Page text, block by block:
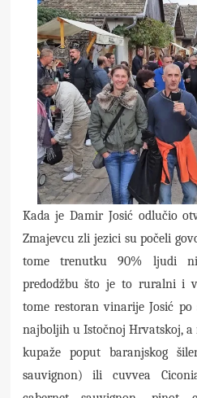
Kada je Damir Josić odlučio
Zmajevcu zli jezici su počeli
tome trenutku 90% ljudi
predodžbu što je to ruralni i
tome restoran vinarije Josić
najboljih u Istočnoj Hrvatskoj, a
kupaže poput baranjskog
sauvignon) ili cuvvea